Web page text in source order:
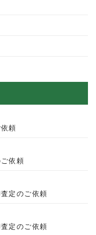
頼
依頼
定のご依頼
定のご依頼